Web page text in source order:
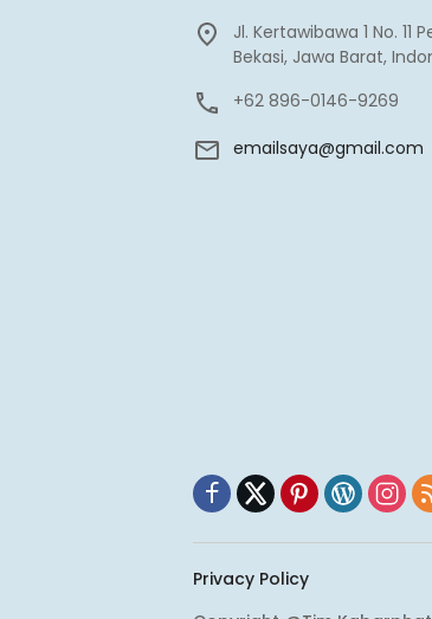
Jl. Kertawibawa 1 No. 11
Bekasi, Jawa Barat,
+62 896-0146-9269
emailsaya@gmail.com
Privacy Policy